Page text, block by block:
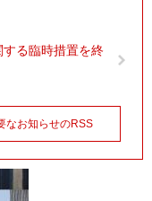
る臨時措置を終
なお知らせのRSS